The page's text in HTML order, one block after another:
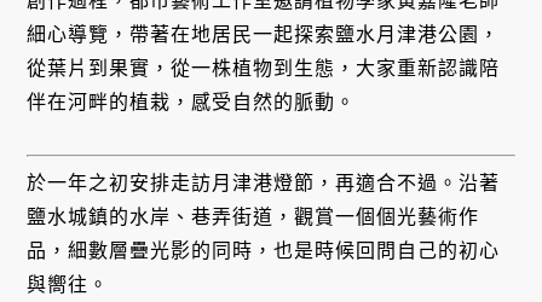
細心導覽，帶著在地居民一起探索鹽水月津港公園，
從葉片到果實，從一株植物到生態，大家重新認識陪
伴在河畔的植栽，感受自然的脈動。
於一年之初安排走訪月津港燈節，再適合不過。沿著
鹽水城鎮的水岸、巷弄街道，觀賞一個個光藝術作
品，細數層疊光影的同時，也是時候回問自己的初心
與嚮往。